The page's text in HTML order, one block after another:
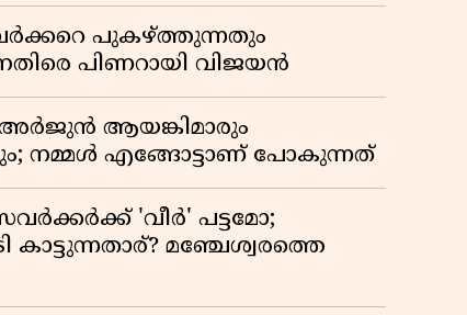
പുകഴ്ത്തുന്നതും
പിണറായി വിജയൻ
അർജുൻ ആയങ്കിമാരും
നമ്മൾ എങ്ങോട്ടാണ് പോകുന്നത്
'വീർ' പട്ടമോ;
മഞ്ചേശ്വരത്തെ